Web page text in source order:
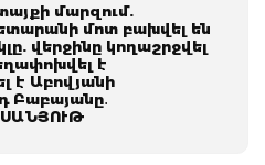
մարզում.
մոտ բախվել են
վերջինը կողաշրջվել
է
է Աբովյանի
Բաբայանը․